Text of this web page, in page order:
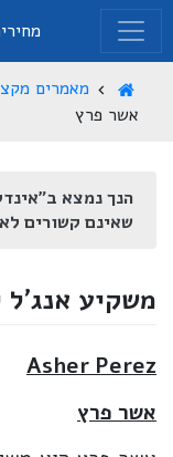
מאמרים
אשר פרץ
הנך נמצא
שאינם קשורים
משקיע
Asher Perez
אשר פרץ